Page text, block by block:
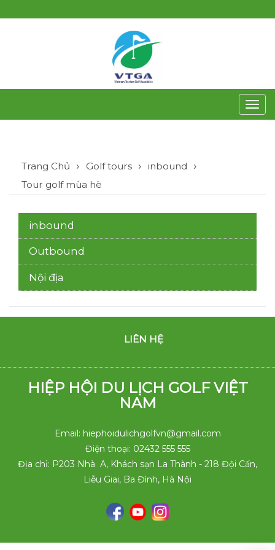
Trang Chủ Golf tours
inbound
Tour golf mùa hè
inbound
Outbound
Nội địa
LIÊN HỆ
HIỆP HỘI DU LỊCH GOLF VIỆT
NAM
Email: hiephoidulichgolfvn@gmail.com
Điện thoại: 02432 555 555
Địa chỉ: P203 Nhà A, Khách sạn La Thành - 218 Đội Cấn,
Liễu Giai, Ba Đình, Hà Nội